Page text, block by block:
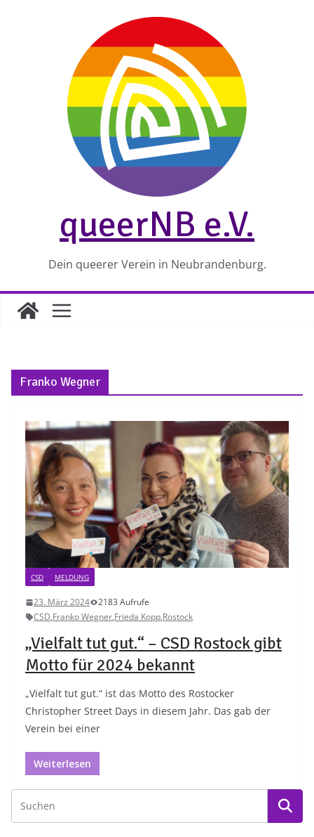
queerNB e.V.
Dein queerer Verein in Neubrandenburg.
Franko Wegner
CSD MELDUNG
23. März 2024
2183 Aufrufe
CSD,Franko Wegner,Frieda Kopp,Rostock
„Vielfalt tut gut.“ – CSD Rostock gibt
Motto für 2024 bekannt
„Vielfalt tut gut.“ ist das Motto des Rostocker
Christopher Street Days in diesem Jahr. Das gab der
Verein bei einer
Weiterlesen